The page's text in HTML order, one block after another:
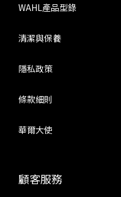
WAHL產品型錄
清潔與保養
隱私政策
條款細則
華爾大使
顧客服務